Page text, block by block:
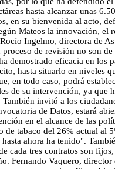
hasta alcanzar unas
en su bienvenida al acto,
Mateos la innovación,
Ingelmo, directora de
de revisión no son
demostrado eficacia en
hasta situarlo en niveles
todo caso, podrá
de su intervención, ya
invitó a los
de Datos, estará
en el alcance de las
tabaco del 26% actual
ahora ha tenido".
tres contratos son
Fernando Vaquero,